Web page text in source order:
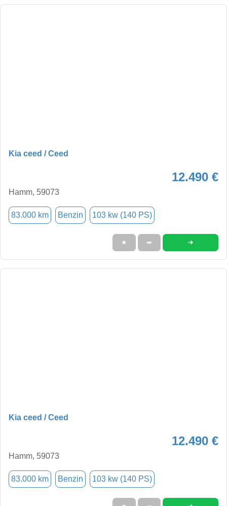
Kia ceed / Ceed
12.490 €
Hamm, 59073
83.000 km Benzin 103 kw (140 PS)
★ ➦ ➜
Kia ceed / Ceed
12.490 €
Hamm, 59073
83.000 km Benzin 103 kw (140 PS)